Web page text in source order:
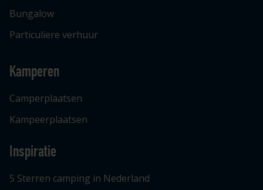
Bungalow
Particuliere verhuur
Kamperen
Camperplaatsen
Kampeerplaatsen
Inspiratie
5 Sterren camping in Nederland